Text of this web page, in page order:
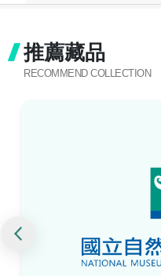
推薦藏品
RECOMMEND COLLECTION